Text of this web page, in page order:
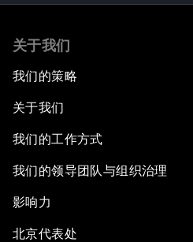
关于我们
我们的策略
关于我们
我们的工作方式
我们的领导团队与组织治理
影响力
北京代表处